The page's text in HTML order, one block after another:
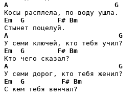
A
G
Em
G F# Bm
A
G
Em
G F# Bm
A
G
Em
G F# Bm
С кем тебя венчал?